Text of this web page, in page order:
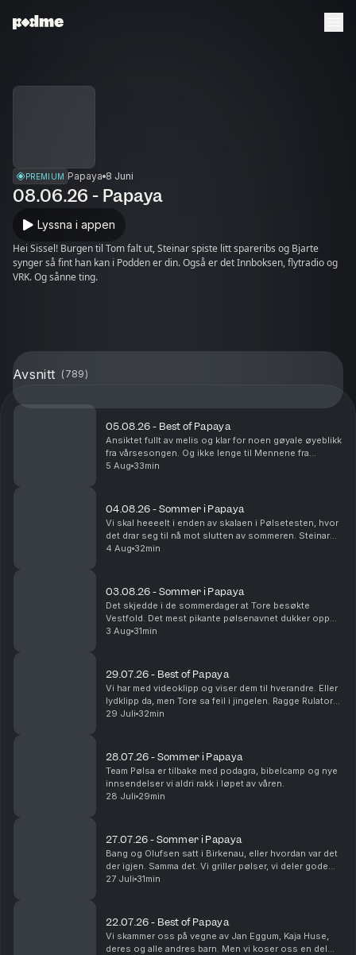
PREMIUM Papaya 8 Juni
08.06.26 - Papaya
Lyssna i appen
Hei Sissel! Burgen til Tom falt ut, Steinar spiste litt spareribs og Bjarte
synger så fint han kan i Podden er din. Også er det Innboksen, flytradio og
VRK. Og sånne ting.
Avsnitt ( 789)
05.08.26 - Best of Papaya
Ansiktet fullt av melis og klar for noen gøyale øyeblikk
fra vårsesongen. Og ikke lenge til Mennene fra
Viennene er tilbake i sesong nå!
5 Aug 33min
04.08.26 - Sommer i Papaya
Vi skal heeeelt i enden av skalaen i Pølsetesten, hvor
det drar seg til nå mot slutten av sommeren. Steinar
kjører Route 66 og blir nesten drept. Det er
4 Aug 32min
03.08.26 - Sommer i Papaya
Det skjedde i de sommerdager at Tore besøkte
Vestfold. Det mest pikante pølsenavnet dukker opp
og vi rydder i fryseren. Yes.
3 Aug 31min
29.07.26 - Best of Papaya
Vi har med videoklipp og viser dem til hverandre. Eller
lydklipp da, men Tore sa feil i jingelen. Ragge Rulator
dukker opp, og Steinar utsettes for på-bekostnings-
29 Juli 32min
28.07.26 - Sommer i Papaya
Team Pølsa er tilbake med podagra, bibelcamp og nye
innsendelser vi aldri rakk i løpet av våren.
28 Juli 29min
27.07.26 - Sommer i Papaya
Bang og Olufsen satt i Birkenau, eller hvordan var det
der igjen. Samma det. Vi griller pølser, vi deler gode
sommerminner og vi tømmer postkassa vår. Det er fint.
27 Juli 31min
22.07.26 - Best of Papaya
Vi skammer oss på vegne av Jan Eggum, Kaja Huse,
deres og alle andres barn. Men vi koser oss en del